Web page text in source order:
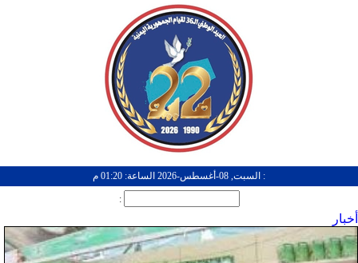
: السبت, 08-أغسطس-2026 الساعة: 01:20 م
:
أخبار